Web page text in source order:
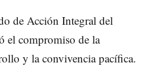
de Acción Integral del
el compromiso de la
y la convivencia pacífica.